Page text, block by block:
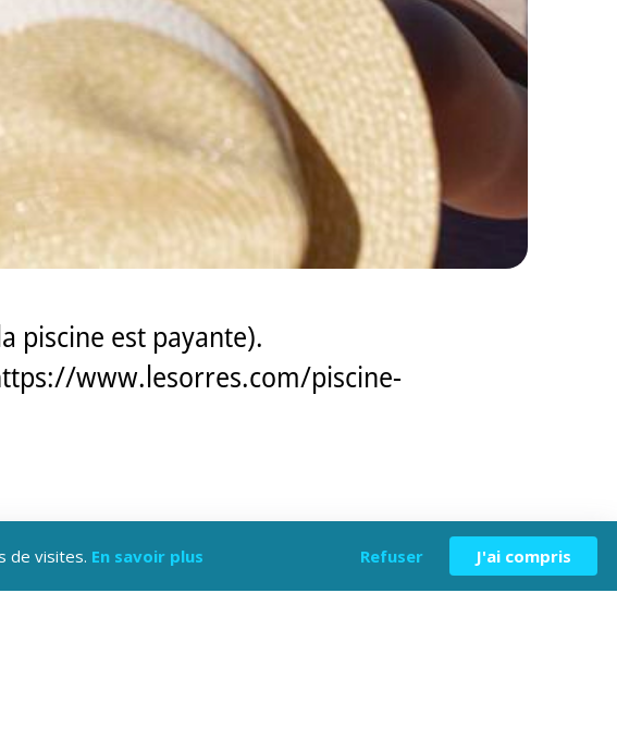
piscine est payante).
www.lesorres.com/piscine-
de visites. En savoir plus Refuser J'ai compris